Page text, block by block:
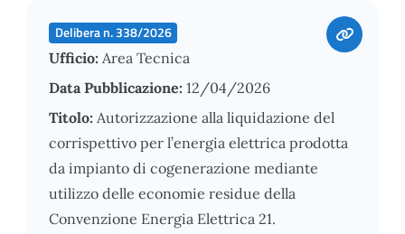
Delibera n. 338/2026
Ufficio: Area Tecnica
Data Pubblicazione: 12/04/2026
Titolo: Autorizzazione alla liquidazione del
corrispettivo per l’energia elettrica prodotta
da impianto di cogenerazione mediante
utilizzo delle economie residue della
Convenzione Energia Elettrica 21.